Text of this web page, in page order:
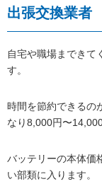
出張交換業者
自宅や職場まできて
す。
時間を節約できるの
なり8,000円〜
バッテリーの本体価
い部類に入ります。